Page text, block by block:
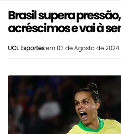
Brasil supera
acréscimos e vai à
UOL Esportesem 03 de Agosto de 2024